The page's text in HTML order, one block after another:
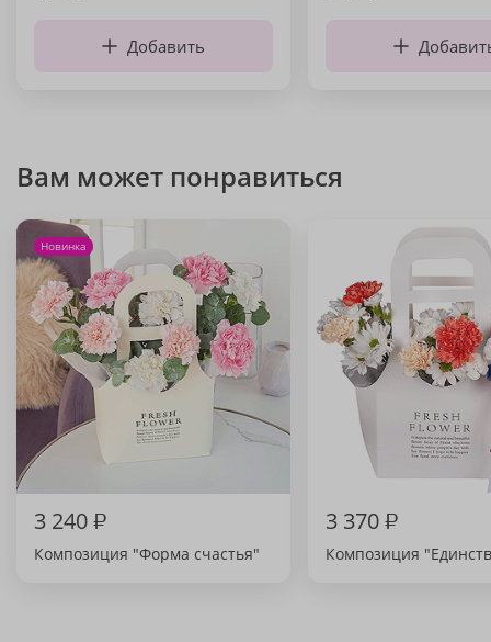
Добавить
Вам может понравиться
Новинка
3 240₽
Композиция "Форма счастья"
3 370₽
Композиция